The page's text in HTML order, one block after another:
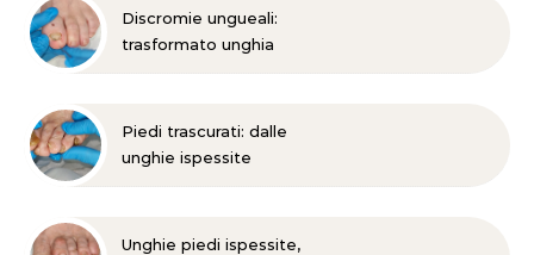
Discromie ungueali:
trasformato unghia
Piedi trascurati: dalle
unghie ispessite
Unghie piedi ispessite,